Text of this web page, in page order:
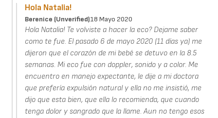
Hola Natalia!
Berenice (unverified)18 Mayo 2020
Hola Natalia! Te volviste a hacer la eco? Dejame saber
como te fue. El pasado 6 de mayo 2020 (11 días ya) me
dijeron que el corazón de mi bebé se detuvo en la 8.5
semanas. Mi eco fue con doppler, sonido y a color. Me
encuentro en manejo expectante, le dije a mi doctora
que prefería expulsión natural y ella no me insistió, me
dijo que esta bien, que ella lo recomienda, que cuando
tenga dolor y sangrado que la llame. Aun no tengo esos